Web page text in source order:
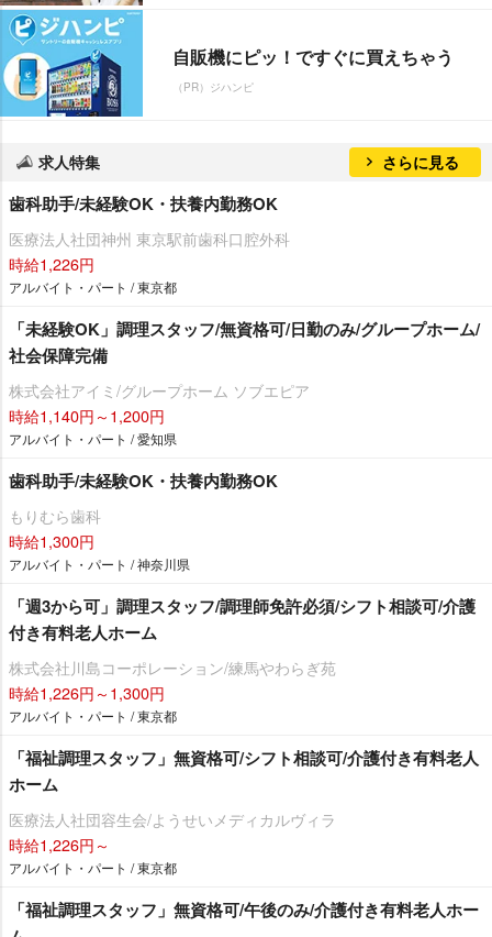
自販機にピッ！ですぐに買えちゃう
（PR）ジハンピ
求人特集 さらに見る
歯科助手/未経験OK・扶養内勤務OK
医療法人社団神州 東京駅前歯科口腔外科
時給1,226円
アルバイト・パート / 東京都
「未経験OK」調理スタッフ/無資格可/日勤のみ/グループホーム/
社会保障完備
株式会社アイミ/グループホーム ソブエピア
時給1,140円～1,200円
アルバイト・パート / 愛知県
歯科助手/未経験OK・扶養内勤務OK
もりむら歯科
時給1,300円
アルバイト・パート / 神奈川県
「週3から可」調理スタッフ/調理師免許必須/シフト相談可/介護
付き有料老人ホーム
株式会社川島コーポレーション/練馬やわらぎ苑
時給1,226円～1,300円
アルバイト・パート / 東京都
「福祉調理スタッフ」無資格可/シフト相談可/介護付き有料老人
ホーム
医療法人社団容生会/ようせいメディカルヴィラ
時給1,226円～
アルバイト・パート / 東京都
「福祉調理スタッフ」無資格可/午後のみ/介護付き有料老人ホー